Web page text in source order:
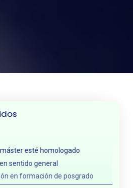
esté homologado
sentido general
en formación de posgrado